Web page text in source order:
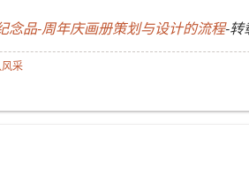
念品-周年庆画册策划与设计的流程-转
采